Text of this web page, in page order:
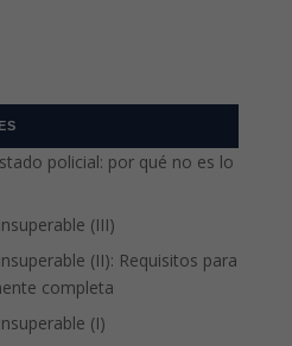
policial: por qué no es lo
(III)
(II): Requisitos para
completa
(I)